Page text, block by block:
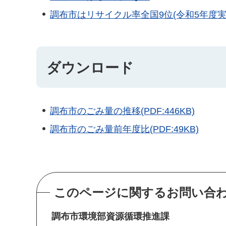
調布市はリサイクル率全国9位(令和5年度
ダウンロード
調布市のごみ量の推移(PDF:446KB)
調布市のごみ量前年度比(PDF:49KB)
このページに関するお問い合
調布市環境部資源循環推進課